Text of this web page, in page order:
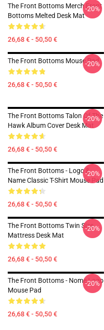
The Front Bottoms Merch Front
Bottoms Melted Desk Mat
26,68 € - 50,50 €
-20%
The Front Bottoms Mouse Pad
26,68 € - 50,50 €
-20%
The Front Bottoms Talon Of The
Hawk Album Cover Desk Mat
26,68 € - 50,50 €
-20%
The Front Bottoms - Logo &
Name Classic T-Shirt Mouse Pad
26,68 € - 50,50 €
-20%
The Front Bottoms Twin Size
Mattress Desk Mat
26,68 € - 50,50 €
-20%
The Front Bottoms - Nome Logo
Mouse Pad
26,68 € - 50,50 €
-20%